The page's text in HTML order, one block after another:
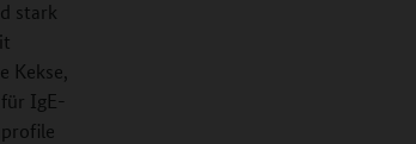
stark
Kekse,
IgE-